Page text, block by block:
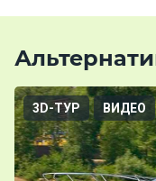
3D-ТУР ВИДЕО